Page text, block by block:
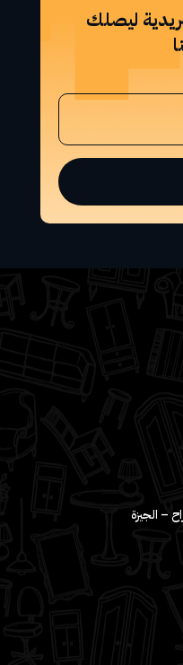
ليصلك
– الجيزة